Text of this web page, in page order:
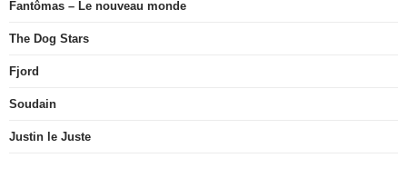
Fantômas – Le nouveau monde
The Dog Stars
Fjord
Soudain
Justin le Juste